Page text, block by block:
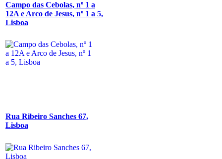
Campo das Cebolas, nº 1 a
12A e Arco de Jesus, nº 1 a 5,
Lisboa
Rua Ribeiro Sanches 67,
Lisboa